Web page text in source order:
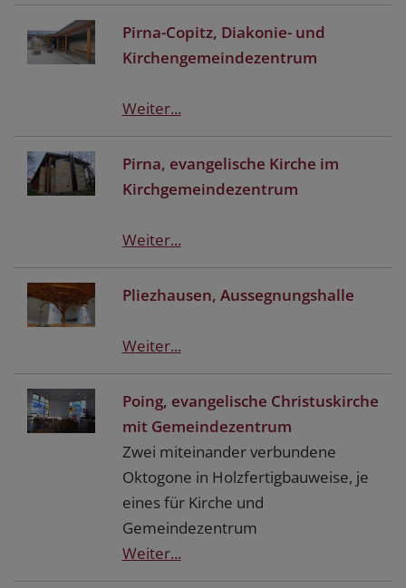
Pirna-Copitz, Diakonie- und
Kirchengemeindezentrum
Weiter...
Pirna, evangelische Kirche im
Kirchgemeindezentrum
Weiter...
Pliezhausen, Aussegnungshalle
Weiter...
Poing, evangelische Christuskirche
mit Gemeindezentrum
Zwei miteinander verbundene
Oktogone in Holzfertigbauweise, je
eines für Kirche und
Gemeindezentrum
Weiter...